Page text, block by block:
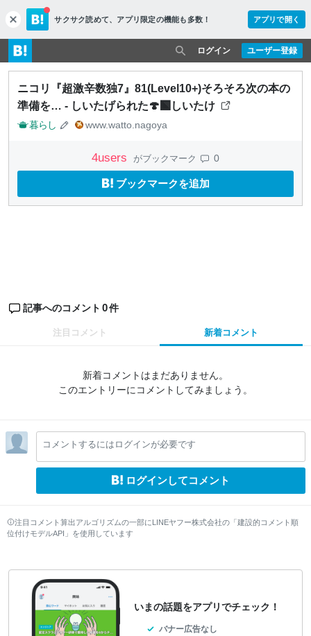
c
l
o
s
e
サクサク読めて、 アプリ限定の機能も多数！ アプリで開く
ユーザー登録
ログイン
ニコリ『超激辛数独7』81(Level10+)そろそろ次の本の
準備を… - しいたげられた🍄‍🟫しいたけ
暮らし www.watto.nagoya
4users がブックマーク 0
ブックマークを追加
記事へのコメント 0件
注目コメント 新着コメント
新着コメントはまだありません。
このエントリーにコメントしてみましょう。
コメントするにはログインが必要です
ログインしてコメント
注目コメント算出アルゴリズムの一部にLINEヤフー株式会社の「建設的コメント順
位付けモデルAPI」を使用しています
いまの話題をアプリでチェック！
バナー広告なし